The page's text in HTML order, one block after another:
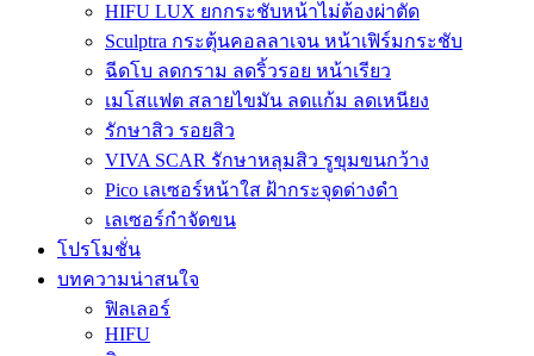
HIFU LUX ยกกระชับหน้าไม่ต้องผ่าตัด
Sculptra กระตุ้นคอลลาเจน หน้าเฟิร์มกระชับ
ฉีดโบ ลดกราม ลดริ้วรอย หน้าเรียว
เมโสแฟต สลายไขมัน ลดแก้ม ลดเหนียง
รักษาสิว รอยสิว
VIVA SCAR รักษาหลุมสิว รูขุมขนกว้าง
Pico เลเซอร์หน้าใส ฝ้ากระจุดด่างดำ
เลเซอร์กำจัดขน
โปรโมชั่น
บทความน่าสนใจ
ฟิลเลอร์
HIFU